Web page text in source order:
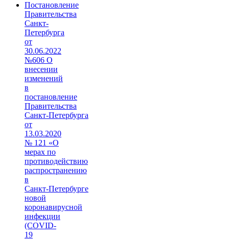
Постановление
Правительства
Санкт-
Петербурга
от
30.06.2022
№606 О
внесении
изменений
в
постановление
Правительства
Санкт‑Петербурга
от
13.03.2020
№ 121 «О
мерах по
противодействию
распространению
в
Санкт‑Петербурге
новой
коронавирусной
инфекции
(COVID-
19